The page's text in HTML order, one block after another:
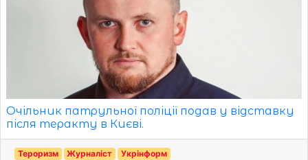
Очільник патрульної поліції подав у відставку
після теракту в Києві.
Тероризм Журналіст Укрінформ